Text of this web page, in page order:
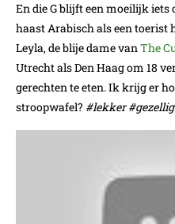
En die G blijft een moeilijk
haast Arabisch als een toerist
Leyla, de blije dame vanThe
Utrecht als Den Haag om 18
gerechten te eten. Ik krijg er
stroopwafel? #lekker #gezellig